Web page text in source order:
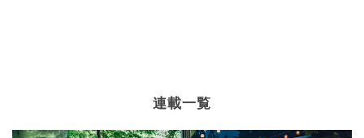
連載一覧